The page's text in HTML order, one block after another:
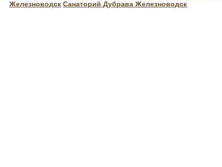
Железноводск Санаторий Дубрава Железноводск